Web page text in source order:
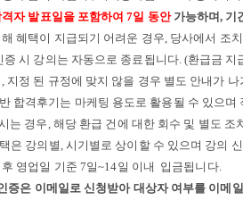
격자 발표일을 포함하여7일 동안가능하며, 기
혜택이 지급되기 어려운 경우, 당사에서 조
증 시 강의는 자동으로 종료됩니다. (환급금 지
, 지정 된 규정에 맞지 않을 경우 별도 안내가
합격후기는 마케팅 용도로 활용될 수 있으
는 경우, 해당 환급 건에 대한 회수 및 별도 조
은 강의별, 시기별로 상이할 수 있으며 강의
영업일 기준 7일~14일 이내 입금됩니다.
증은 이메일로 신청받아 대상자 여부를 이메